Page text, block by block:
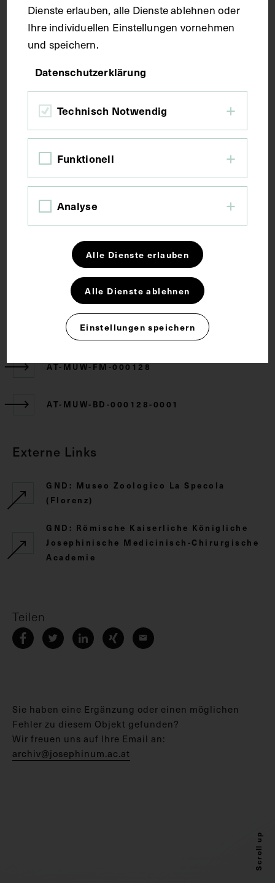
Kurzbeschreibung
Der Text ist die ergänzende Beschreibung in
italienischer Sprache zum anatomischen
Wachsmodell des Herzens.
Schlagwörter
Anatomie Blutgefäß
Herzbeutel
Lehrmittel
CC BY-NC-SA 4.0
Zugehörige Objekte
AT-MUW-FM-000128
AT-MUW-BD-000128-0001
Externe Links
GND: Museo Zoologico La Specola
(Florenz)
GND: Römische Kaiserliche Königliche
Josephinische Medicinisch-Chirurgische
Academie
Teilen
Sie haben eine Ergänzung oder einen möglichen
Fehler zu diesem Objekt gefunden?
Wir freuen uns auf Ihre Email an:
archiv@josephinum.ac.at
Scroll up
Dienste erlauben, alle Dienste ablehnen oder
Ihre individuellen Einstellungen vornehmen
und speichern.
Datenschutzerklärung
Technisch Notwendig
Funktionell
Analyse
Alle Dienste erlauben
Alle Dienste ablehnen
Einstellungen speichern